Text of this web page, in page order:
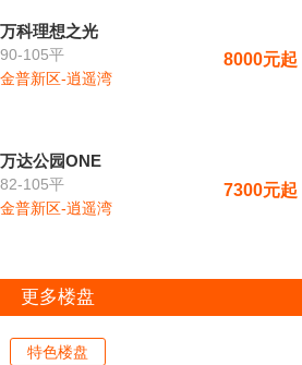
万科理想之光
90-105平
金普新区-逍遥湾
8000元起
万达公园ONE
82-105平
金普新区-逍遥湾
7300元起
更多楼盘
特色楼盘